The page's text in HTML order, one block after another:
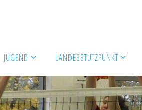
JUGEND LANDESSTÜTZPUNKT